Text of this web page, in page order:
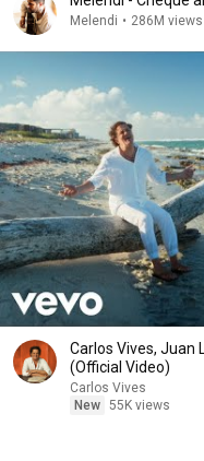
Melendi • 286M views
Carlos Vives, Juan
(Official Video)
Carlos Vives
New 55K views